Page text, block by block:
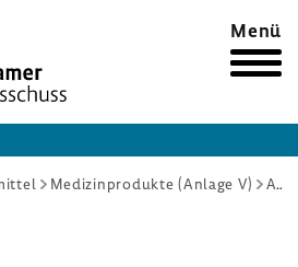
Menü
Medizinprodukte (Anlage V) Arzneimittel-Richtlinie/Anlage V: Natriumchlorid-Lösung 6 % zur Inhalation